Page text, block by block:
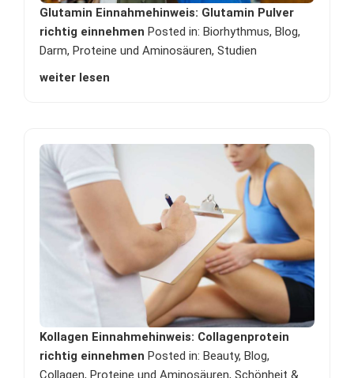
Glutamin Einnahmehinweis: Glutamin Pulver
richtig einnehmen Posted in: Biorhythmus,Blog,
Darm,Proteine und Aminosäuren,Studien
weiter lesen
Kollagen Einnahmehinweis: Collagenprotein
richtig einnehmen Posted in: Beauty,Blog,
Collagen,Proteine und Aminosäuren,Schönheit &